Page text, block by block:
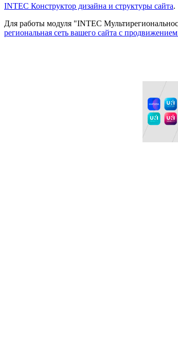
INTEC Конструктор дизайна и структуры сайта.
Для работы модуля "INTEC
региональная сеть вашего сайта с